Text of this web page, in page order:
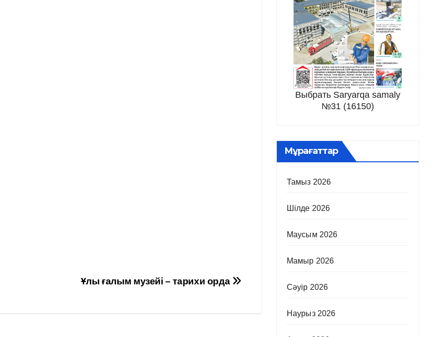
Ұлы ғалым музейі – тарихи орда
Выбрать Saryarqa samaly
№31 (16150)
Мұрағаттар
Тамыз 2026
Шілде 2026
Маусым 2026
Мамыр 2026
Сәуір 2026
Наурыз 2026